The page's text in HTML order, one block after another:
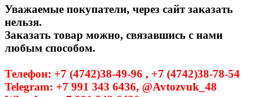
Уважаемые покупатели, через сайт заказать
нельзя.
Заказать товар можно, связавшись с нами
любым способом.
Телефон: +7 (4742)38-49-96 , +7 (4742)38-78-54
Telegram: +7 991 343 6436, @Avtozvuk_48